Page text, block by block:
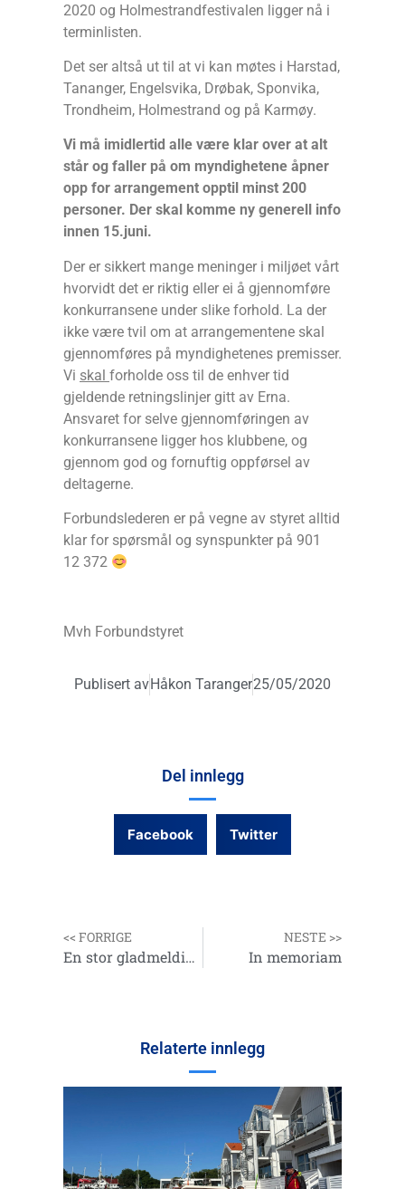
2020 og Holmestrandfestivalen ligger nå i
terminlisten.
Det ser altså ut til at vi kan møtes i Harstad,
Tananger, Engelsvika, Drøbak, Sponvika,
Trondheim, Holmestrand og på Karmøy.
Vi må imidlertid alle være klar over at alt
står og faller på om myndighetene åpner
opp for arrangement opptil minst 200
personer. Der skal komme ny generell info
innen 15.juni.
Der er sikkert mange meninger i miljøet vårt
hvorvidt det er riktig eller ei å gjennomføre
konkurransene under slike forhold. La der
ikke være tvil om at arrangementene skal
gjennomføres på myndighetenes premisser.
Vi skal forholde oss til de enhver tid
gjeldende retningslinjer gitt av Erna.
Ansvaret for selve gjennomføringen av
konkurransene ligger hos klubbene, og
gjennom god og fornuftig oppførsel av
deltagerne.
Forbundslederen er på vegne av styret alltid
klar for spørsmål og synspunkter på 901
12 372
Mvh Forbundstyret
Publisert avHåkon Taranger25/05/2020
Del innlegg
Facebook Twitter
<< FORRIGE
En stor gladmelding
NESTE >>
In memoriam
Relaterte innlegg